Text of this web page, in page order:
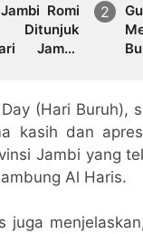
Romi
Jambi,
(Hari Buruh),
kasih dan
Jambi yang
Al Haris.
juga